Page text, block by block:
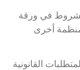
في ورقة
أخرى
القانونية